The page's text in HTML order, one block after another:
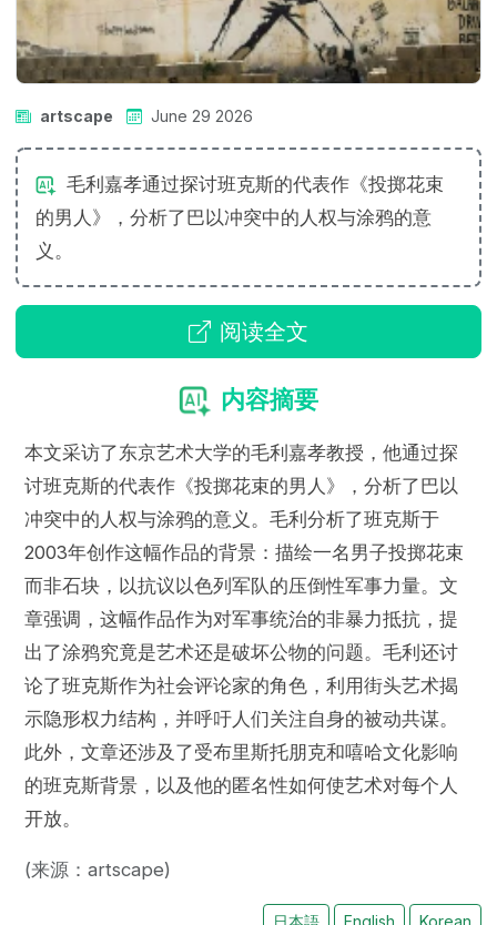
artscape June 29 2026
毛利嘉孝通过探讨班克斯的代表作《投掷花束
的男人》，分析了巴以冲突中的人权与涂鸦的意
义。
阅读全文
内容摘要
本文采访了东京艺术大学的毛利嘉孝教授，他通过探
讨班克斯的代表作《投掷花束的男人》，分析了巴以
冲突中的人权与涂鸦的意义。毛利分析了班克斯于
2003年创作这幅作品的背景：描绘一名男子投掷花束
而非石块，以抗议以色列军队的压倒性军事力量。文
章强调，这幅作品作为对军事统治的非暴力抵抗，提
出了涂鸦究竟是艺术还是破坏公物的问题。毛利还讨
论了班克斯作为社会评论家的角色，利用街头艺术揭
示隐形权力结构，并呼吁人们关注自身的被动共谋。
此外，文章还涉及了受布里斯托朋克和嘻哈文化影响
的班克斯背景，以及他的匿名性如何使艺术对每个人
开放。
(来源：artscape)